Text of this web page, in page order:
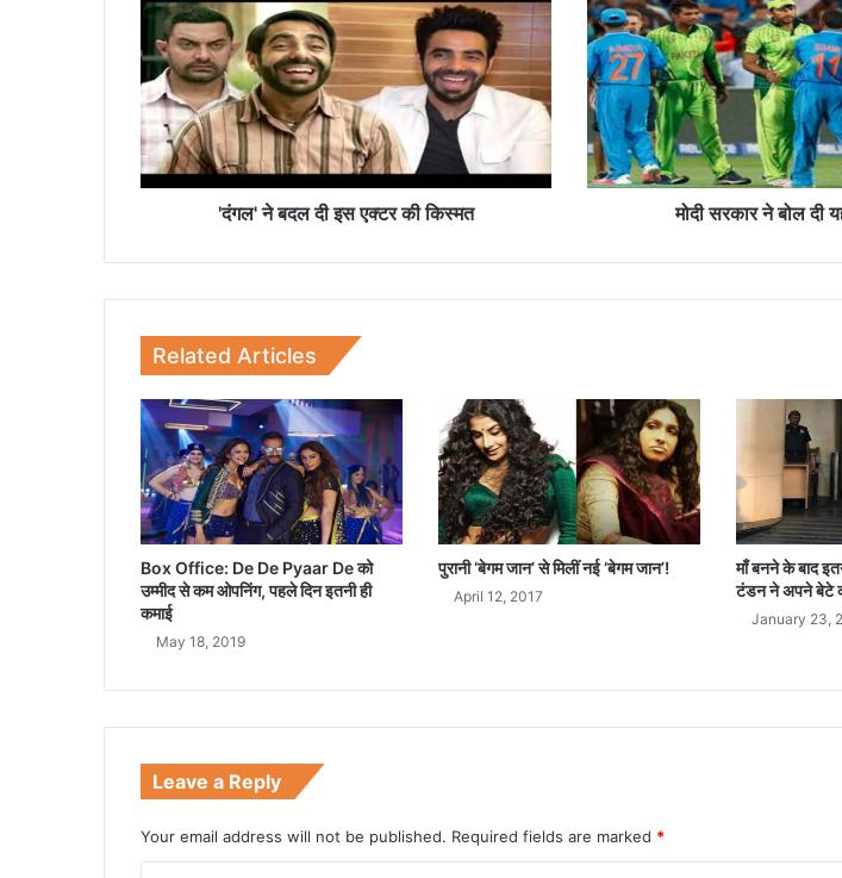
दं
ल
'
ने
ब
द
ल
स
र
की
स्म
त
'दंगल' ने बदल दी इस एक्टर की किस्मत
दी
स
र
का
र
ने
बो
ल
ह
मोदी सरकार ने बोल दी
Related Articles
Box Office: De De Pyaar De को
उम्मीद से कम ओपनिंग, पहले दिन इतनी ही
कमाई
May 18, 2019
पुरानी ‘बेगम जान’ से मिलीं नई ‘बेगम जान’!
April 12, 2017
माँ बनने के बाद
टंडन ने अपने बेटे
January 23,
Leave a Reply
Your email address will not be published. Required fields are marked *